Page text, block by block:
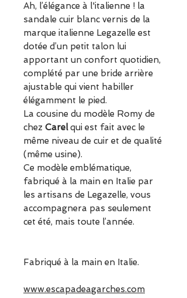
Ah, l’élégance à l'italienne ! la
sandale cuir blanc vernis de la
marque italienne Legazelle est
dotée d’un petit talon lui
apportant un confort quotidien,
complété par une bride arrière
ajustable qui vient habiller
élégamment le pied.
La cousine du modèle Romy de
chez Carelqui est fait avec le
même niveau de cuir et de qualité
(même usine).
Ce modèle emblématique,
fabriqué à la main en Italie par
les artisans de Legazelle, vous
accompagnera pas seulement
cet été, mais toute l’année.
Fabriqué à la main en Italie.
www.escapadeagarches.com